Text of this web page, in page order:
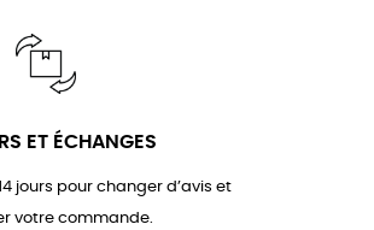
ET ÉCHANGES
jours pour changer d’avis et
votre commande.